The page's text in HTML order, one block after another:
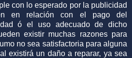
con lo esperado por la publicidad
en relación con el pago del
ó el uso adecuado de dicho
existir muchas razones para
no sea satisfactoria para alguna
existirá un daño a reparar, ya sea